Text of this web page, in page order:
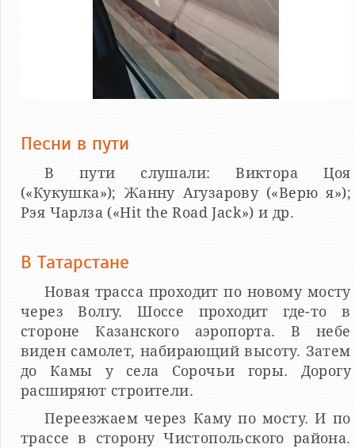
Песни в пути
В пути слушали: Виктора Цоя
(«Кукушка»); Жанну Агузарову («Верю я»);
Рэя Чарлза («Hit the Roаd Jack») и др.
В Татарстане
Новая трасса проходит по новому мосту
через Волгу. Шоссе проходит где-то в
стороне Казанского аэропорта. В небе
виден самолет, набирающий высоту. Затем
до Камы у села Сорочьи горы. Дорогу
расширяют строители.
Переезжаем через Каму по мосту. И по
трассе в сторону Чистопольского района.